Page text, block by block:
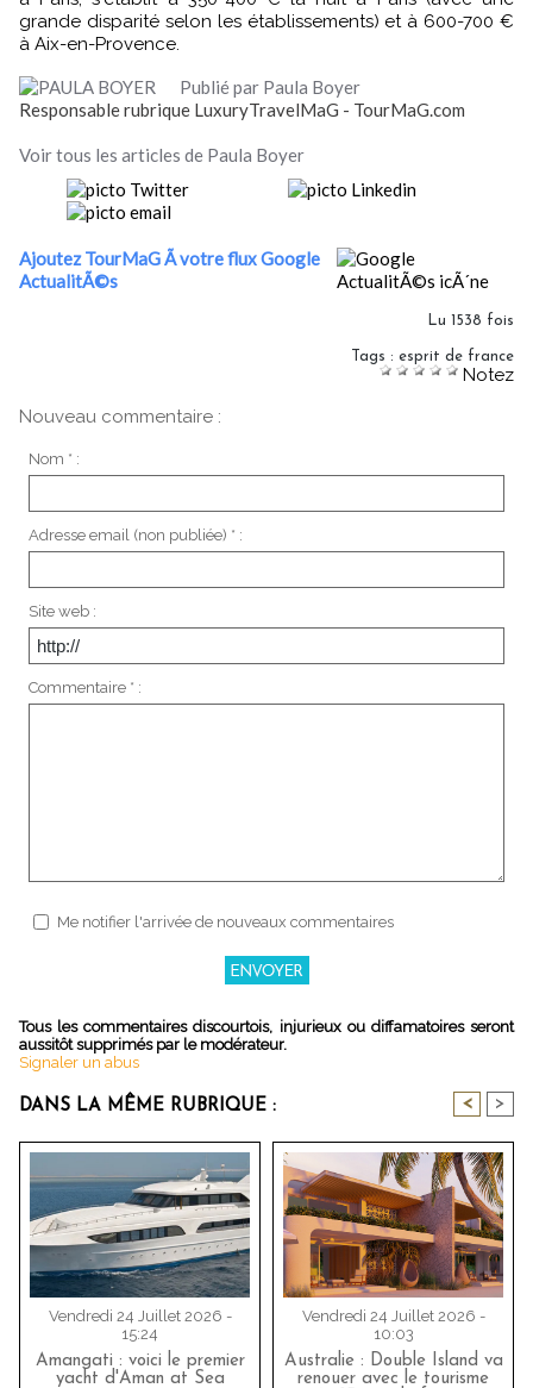
grande disparité selon les établissements) et à 600-700 €
à Aix-en-Provence.
Publié par Paula Boyer
Responsable rubrique LuxuryTravelMaG - TourMaG.com
Voir tous les articles de Paula Boyer
Ajoutez TourMaG Ã votre flux Google
ActualitÃ©s
Lu 1538 fois
Tags : esprit de france
Notez
Nouveau commentaire :
Nom * :
Adresse email (non publiée) * :
Site web :
Commentaire * :
Me notifier l'arrivée de nouveaux commentaires
Tous les commentaires discourtois, injurieux ou diffamatoires seront
aussitôt supprimés par le modérateur.
Signaler un abus
DANS LA MÊME RUBRIQUE : < >
Vendredi 24 Juillet 2026 -
15:24
Amangati : voici le premier
yacht d'Aman at Sea
Vendredi 24 Juillet 2026 -
10:03
Australie : Double Island va
renouer avec le tourisme